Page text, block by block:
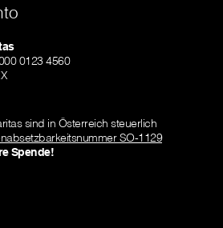
0123 4560
sind in Österreich steuerlich
SO-1129
Spende!